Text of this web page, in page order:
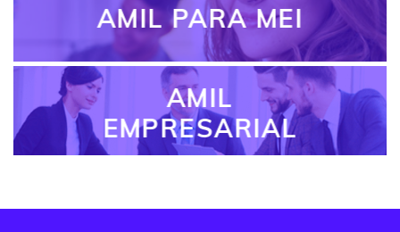
AMIL PARA MEI
AMIL
EMPRESARIAL